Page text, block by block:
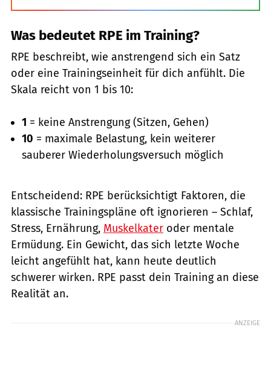
Was bedeutet RPE im Training?
RPE beschreibt, wie anstrengend sich ein Satz
oder eine Trainingseinheit für dich anfühlt. Die
Skala reicht von 1 bis 10:
1 = keine Anstrengung (Sitzen, Gehen)
10 = maximale Belastung, kein weiterer
sauberer Wiederholungsversuch möglich
Entscheidend: RPE berücksichtigt Faktoren, die
klassische Trainingspläne oft ignorieren – Schlaf,
Stress, Ernährung, Muskelkater oder mentale
Ermüdung. Ein Gewicht, das sich letzte Woche
leicht angefühlt hat, kann heute deutlich
schwerer wirken. RPE passt dein Training an diese
Realität an.
ANZEIGE